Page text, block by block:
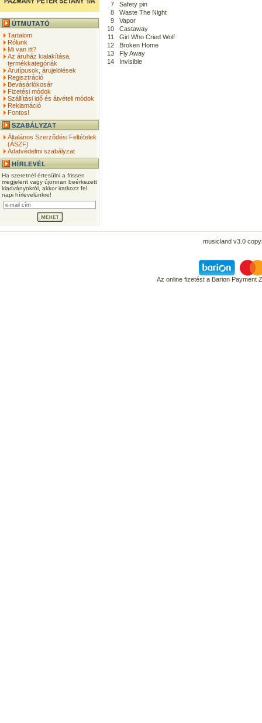
Tartalom
Rólunk
Mi van itt?
Az áruház kialakítása,
termékkategóriák
Árutípusok, árujelölések
Regisztráció
Bevásárlókosár
Fizetési módok
Szállítási idő és átvételi módok
Reklamáció
Fontos!
Általános Szerződési Feltételek
(ÁSZF)
Adatvédelmi szabályzat
Ha szeretnél értesülni a frissen
megjelent vagy újonnan beérkezett
kiadványokról, akkor iratkozz fel
napi hírlevelünkre!
7
Safety pin
8
Waste The Night
9
Vapor
10
Castaway
11
Girl Who Cried Wolf
12
Broken Home
13
Fly Away
14
Invisible
musicland v3.0
Az online fizetést a Barion Payment